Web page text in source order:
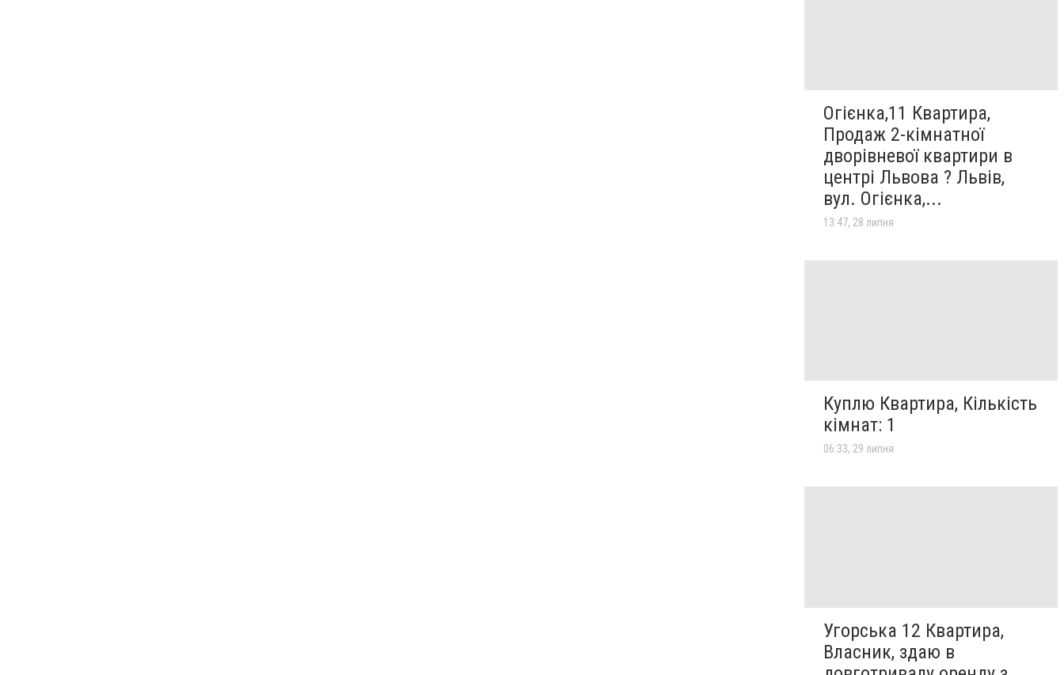
Огієнка,11 Квартира,
Продаж 2-кімнатної
дворівневої квартири в
центрі Львова ? Львів,
вул. Огієнка,...
13:47, 28 липня
Куплю Квартира, Кількість
кімнат: 1
06:33, 29 липня
Угорська 12 Квартира,
Власник, здаю в